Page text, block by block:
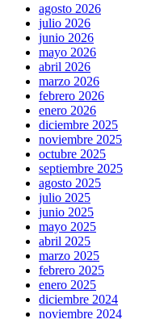
agosto 2026
julio 2026
junio 2026
mayo 2026
abril 2026
marzo 2026
febrero 2026
enero 2026
diciembre 2025
noviembre 2025
octubre 2025
septiembre 2025
agosto 2025
julio 2025
junio 2025
mayo 2025
abril 2025
marzo 2025
febrero 2025
enero 2025
diciembre 2024
noviembre 2024